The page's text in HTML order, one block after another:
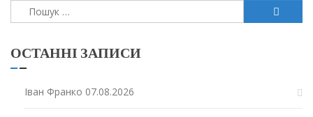
Пошук:
ОСТАННІ ЗАПИСИ
Іван Франко 07.08.2026